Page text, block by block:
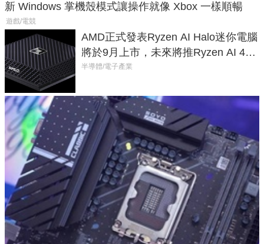
新 Windows 掌機殼模式讓操作就像 Xbox 一樣順暢
遊戲/電競
AMD正式發表Ryzen AI Halo迷你電腦
將於9月上市，未來將推Ryzen AI 400
Max系列處理器與對應升級版
半導體/電子產業